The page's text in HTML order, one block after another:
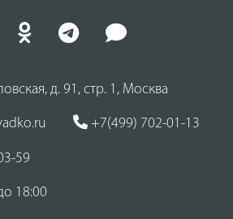
д. 91, стр. 1, Москва
+7(499) 702-01-13
59
18:00